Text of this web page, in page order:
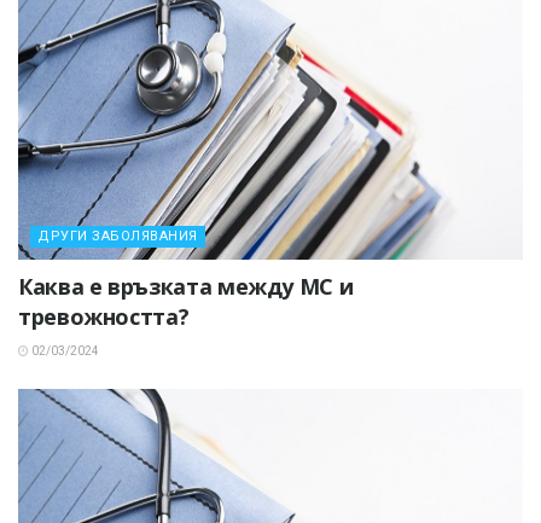
ДРУГИ ЗАБОЛЯВАНИЯ
Каква е връзката между МС и
тревожността?
02/03/2024